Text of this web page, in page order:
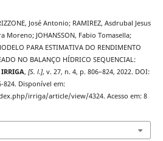
José Antonio; RAMIREZ, Asdrubal Jesus
Moreno; JOHANSSON, Fabio Tomasella;
PARA ESTIMATIVA DO RENDIMENTO
NO BALANÇO HÍDRICO SEQUENCIAL:
IRRIGA, [S. l.], v. 27, n. 4, p. 806–824, 2022. DOI:
824. Disponível em:
irriga/article/view/4324. Acesso em: 8